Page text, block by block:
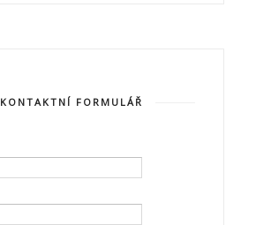
KONTAKTNÍ FORMULÁŘ